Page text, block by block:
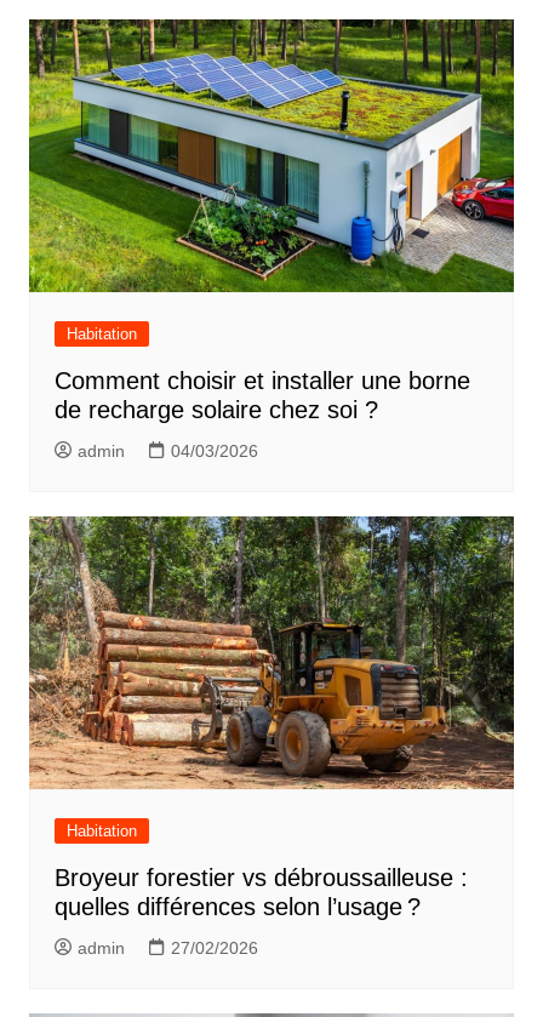
Habitation
Comment choisir et installer une borne
de recharge solaire chez soi ?
admin 04/03/2026
Habitation
Broyeur forestier vs débroussailleuse :
quelles différences selon l’usage ?
admin 27/02/2026